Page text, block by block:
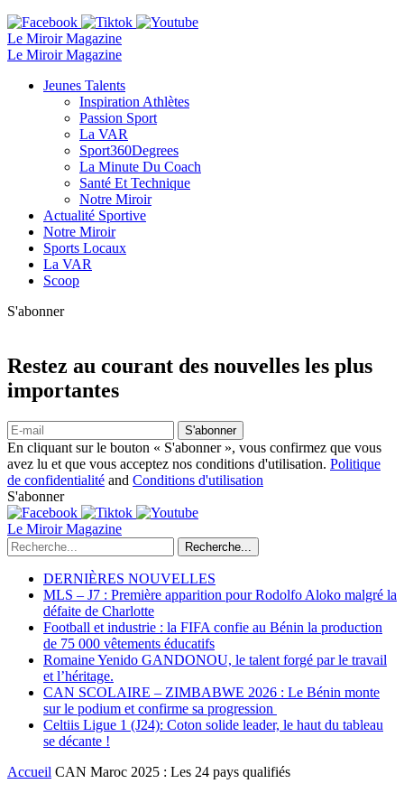
Le Miroir Magazine
Le Miroir Magazine
Jeunes Talents
Inspiration Athlètes
Passion Sport
La VAR
Sport360Degrees
La Minute Du Coach
Santé Et Technique
Notre Miroir
Actualité Sportive
Notre Miroir
Sports Locaux
La VAR
Scoop
S'abonner
Restez au courant des nouvelles les plus
importantes
S'abonner
En cliquant sur le bouton « S'abonner », vous confirmez que vous
avez lu et que vous acceptez nos conditions d'utilisation. Politique
de confidentialité and Conditions d'utilisation
S'abonner
Le Miroir Magazine
Recherche...
DERNIÈRES NOUVELLES
MLS – J7 : Première apparition pour Rodolfo Aloko malgré la
défaite de Charlotte
Football et industrie : la FIFA confie au Bénin la production
de 75 000 vêtements éducatifs
Romaine Yenido GANDONOU, le talent forgé par le travail
et l’héritage.
CAN SCOLAIRE – ZIMBABWE 2026 : Le Bénin monte
sur le podium et confirme sa progression
Celtiis Ligue 1 (J24): Coton solide leader, le haut du tableau
se décante !
Accueil CAN Maroc 2025 : Les 24 pays qualifiés